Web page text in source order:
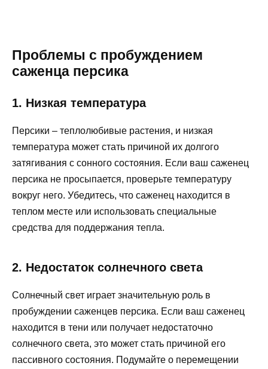
Проблемы с пробуждением
саженца персика
1. Низкая температура
Персики – теплолюбивые растения, и низкая
температура может стать причиной их долгого
затягивания с сонного состояния. Если ваш саженец
персика не просыпается, проверьте температуру
вокруг него. Убедитесь, что саженец находится в
теплом месте или использовать специальные
средства для поддержания тепла.
2. Недостаток солнечного света
Солнечный свет играет значительную роль в
пробуждении саженцев персика. Если ваш саженец
находится в тени или получает недостаточно
солнечного света, это может стать причиной его
пассивного состояния. Подумайте о перемещении